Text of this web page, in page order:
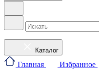
Каталог
Главная Избранное